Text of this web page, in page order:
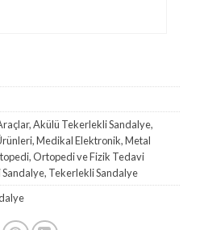
,Akülü Tekerlekli Sandalye,
,Medikal Elektronik,Metal
,Ortopedi ve Fizik Tedavi
, Tekerlekli Sandalye